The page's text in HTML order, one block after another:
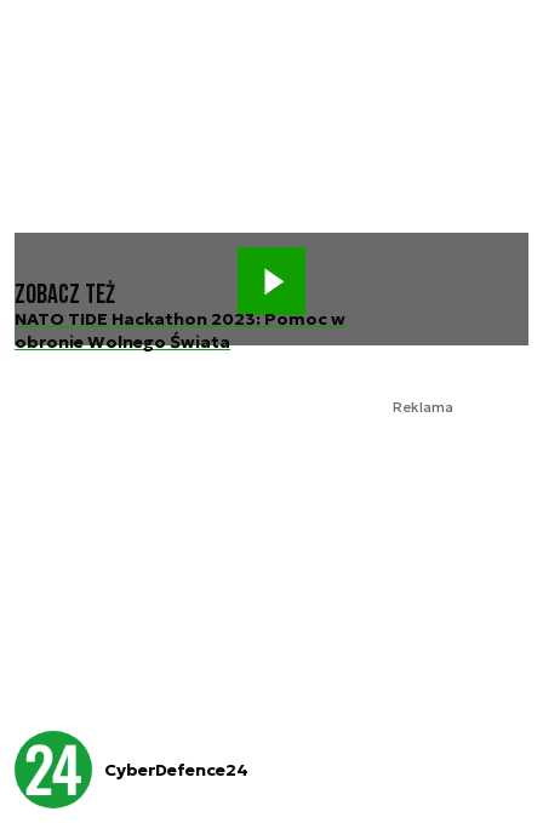
Zobacz też
NATO TIDE Hackathon 2023: Pomoc w
obronie Wolnego Świata
Reklama
CyberDefence24